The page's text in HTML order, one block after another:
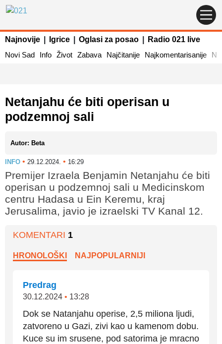
Najnovije Igrice Oglasi za posao
Radio 021 live
Novi Sad
Info Život Zabava Najčitanije Najkomentarisanije
Netanjahu će biti operisan u
podzemnoj sali
Autor: Beta
INFO • 29.12.2024. • 16:29
Premijer Izraela Benjamin Netanjahu će biti
operisan u podzemnoj sali u Medicinskom
centru Hadasa u Ein Keremu, kraj
Jerusalima, javio je izraelski TV Kanal 12.
KOMENTARI 1
HRONOLOŠKI NAJPOPULARNIJI
Predrag
30.12.2024 • 13:28
Dok se Natanjahu operise, 2,5 miliona ljudi,
zatvoreno u Gazi, zivi kao u kamenom dobu.
Kuce su im srusene, pod satorima je mracno